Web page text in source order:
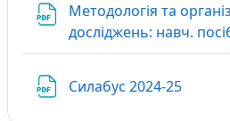
Методологія та
досліджень: навч.
Силабус 2024-25